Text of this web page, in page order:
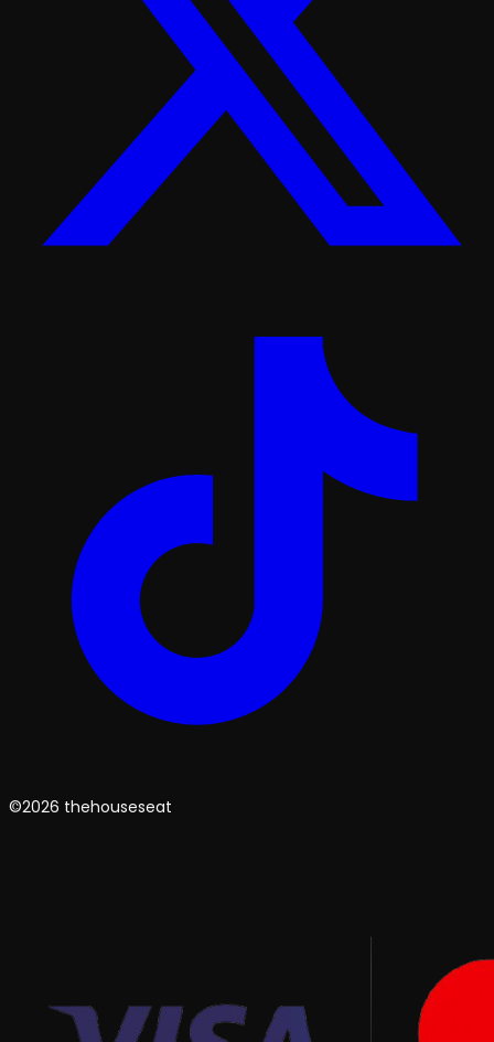
©2026 thehouseseat